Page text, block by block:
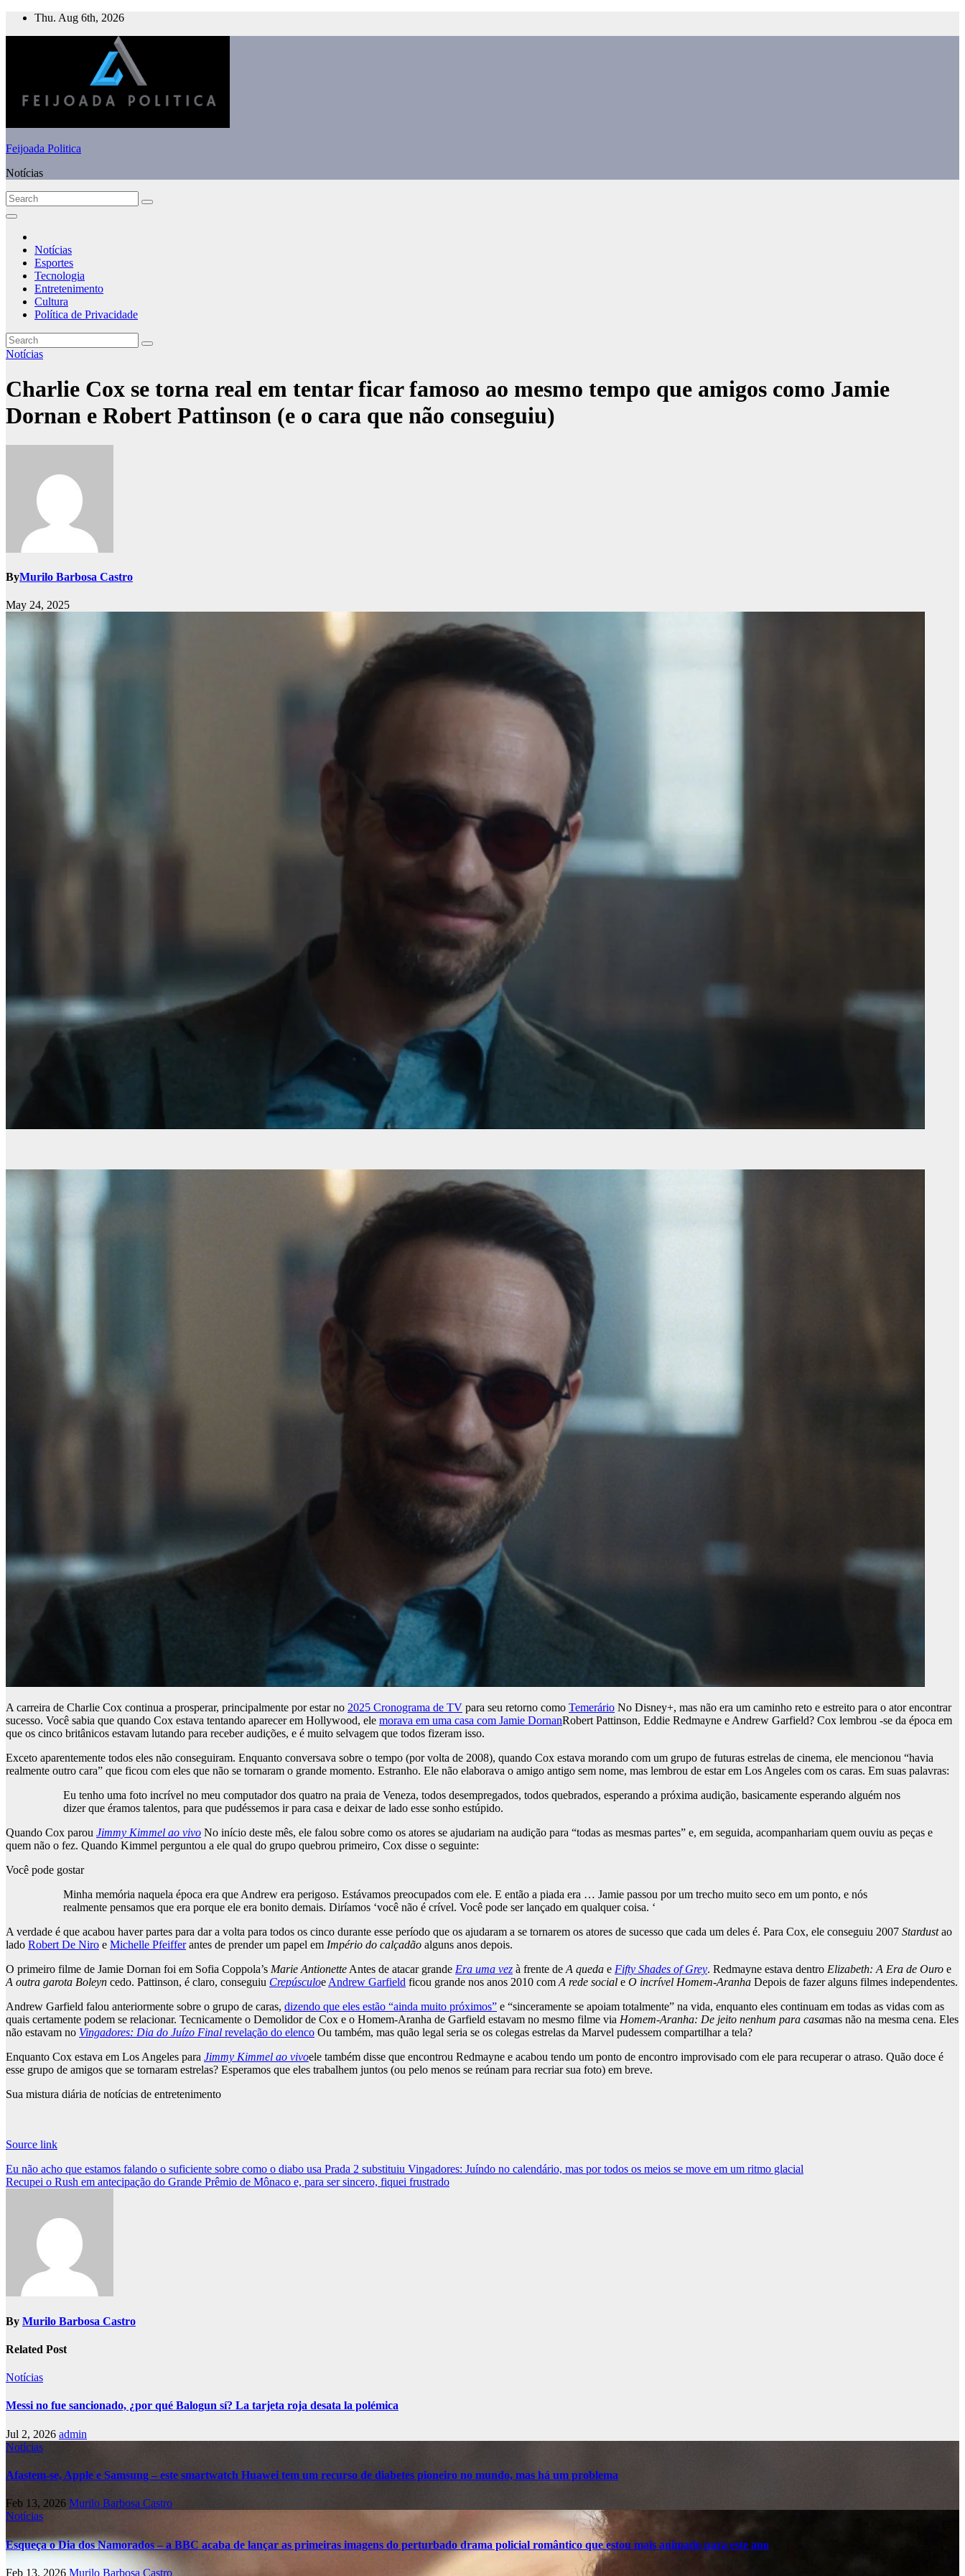
Skip
Thu. Aug 6th, 2026
Feijoada Politica
Notícias
Notícias
Esportes
Tecnologia
Entretenimento
Cultura
Política de Privacidade
Notícias
Charlie Cox se torna real em tentar ficar famoso ao mesmo tempo que amigos como Jamie
Dornan e Robert Pattinson (e o cara que não conseguiu)
ByMurilo Barbosa Castro
May 24, 2025
A carreira de Charlie Cox continua a prosperar, principalmente por estar no 2025 Cronograma de TV para seu retorno como Temerário No Disney+, mas não era um caminho reto e estreito para o ator encontrar
sucesso. Você sabia que quando Cox estava tentando aparecer em Hollywood, ele morava em uma casa com Jamie DornanRobert Pattinson, Eddie Redmayne e Andrew Garfield? Cox lembrou -se da época em
que os cinco britânicos estavam lutando para receber audições, e é muito selvagem que todos fizeram isso.
Exceto aparentemente todos eles não conseguiram. Enquanto conversava sobre o tempo (por volta de 2008), quando Cox estava morando com um grupo de futuras estrelas de cinema, ele mencionou “havia
realmente outro cara” que ficou com eles que não se tornaram o grande momento. Estranho. Ele não elaborava o amigo antigo sem nome, mas lembrou de estar em Los Angeles com os caras. Em suas palavras:
Eu tenho uma foto incrível no meu computador dos quatro na praia de Veneza, todos desempregados, todos quebrados, esperando a próxima audição, basicamente esperando alguém nos
dizer que éramos talentos, para que pudéssemos ir para casa e deixar de lado esse sonho estúpido.
Quando Cox parou Jimmy Kimmel ao vivo No início deste mês, ele falou sobre como os atores se ajudariam na audição para “todas as mesmas partes” e, em seguida, acompanhariam quem ouviu as peças e
quem não o fez. Quando Kimmel perguntou a ele qual do grupo quebrou primeiro, Cox disse o seguinte:
Você pode gostar
Minha memória naquela época era que Andrew era perigoso. Estávamos preocupados com ele. E então a piada era … Jamie passou por um trecho muito seco em um ponto, e nós
realmente pensamos que era porque ele era bonito demais. Diríamos ‘você não é crível. Você pode ser lançado em qualquer coisa. ‘
A verdade é que acabou haver partes para dar a volta para todos os cinco durante esse período que os ajudaram a se tornarem os atores de sucesso que cada um deles é. Para Cox, ele conseguiu 2007 Stardustao
lado Robert De Niro e Michelle Pfeifferantes de prender um papel em Império do calçadão alguns anos depois.
O primeiro filme de Jamie Dornan foi em Sofia Coppola’s Marie AntionetteAntes de atacar grande Era uma vez à frente deA queda e Fifty Shades of Grey. Redmayne estava dentro Elizabeth: A Era de Ouro e
A outra garota Boleyn cedo. Pattinson, é claro, conseguiu CrepúsculoeAndrew Garfield ficou grande nos anos 2010 comA rede social e O incrível Homem-Aranha Depois de fazer alguns filmes independentes.
Andrew Garfield falou anteriormente sobre o grupo de caras, dizendo que eles estão “ainda muito próximos” e “sinceramente se apoiam totalmente” na vida, enquanto eles continuam em todas as vidas com as
quais certamente podem se relacionar. Tecnicamente o Demolidor de Cox e o Homem-Aranha de Garfield estavam no mesmo filme via Homem-Aranha: De jeito nenhum para casamas não na mesma cena. Eles
não estavam no Vingadores: Dia do Juízo Final revelação do elenco Ou também, mas quão legal seria se os colegas estrelas da Marvel pudessem compartilhar a tela?
Enquanto Cox estava em Los Angeles para Jimmy Kimmel ao vivoele também disse que encontrou Redmayne e acabou tendo um ponto de encontro improvisado com ele para recuperar o atraso. Quão doce é
esse grupo de amigos que se tornaram estrelas? Esperamos que eles trabalhem juntos (ou pelo menos se reúnam para recriar sua foto) em breve.
Sua mistura diária de notícias de entretenimento
Source link
Post
navigation
Eu não acho que estamos falando o suficiente sobre como o diabo usa Prada 2 substituiu Vingadores: Juíndo no calendário, mas por todos os meios se move em um ritmo glacial
Recupei o Rush em antecipação do Grande Prêmio de Mônaco e, para ser sincero, fiquei frustrado
By Murilo Barbosa Castro
Related Post
Notícias
Messi no fue sancionado, ¿por qué Balogun sí? La tarjeta roja desata la polémica
Jul 2, 2026 admin
Notícias
Afastem-se, Apple e Samsung – este smartwatch Huawei tem um recurso de diabetes pioneiro no mundo, mas há um problema
Feb 13, 2026 Murilo Barbosa Castro
Notícias
Esqueça o Dia dos Namorados – a BBC acaba de lançar as primeiras imagens do perturbado drama policial romântico que estou mais animado para este ano
Feb 13, 2026 Murilo Barbosa Castro